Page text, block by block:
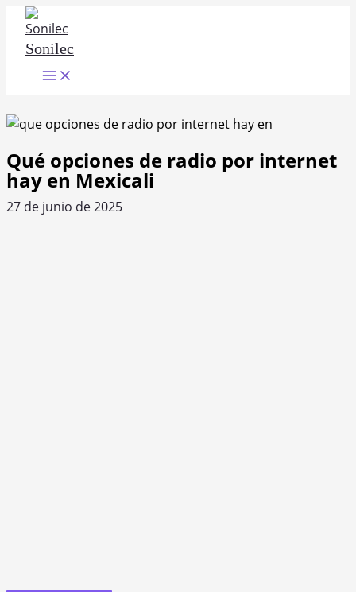
contenido
Sonilec
Main
Menu
Qué opciones de radio por internet
hay en Mexicali
27 de junio de 2025